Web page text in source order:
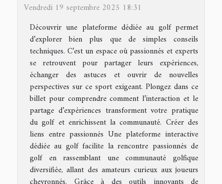
Vendredi 19 septembre 2025 18:31
Découvrir une plateforme dédiée au golf permet
d’explorer bien plus que de simples conseils
techniques. C’est un espace où passionnés et experts
se retrouvent pour partager leurs expériences,
échanger des astuces et ouvrir de nouvelles
perspectives sur ce sport exigeant. Plongez dans ce
billet pour comprendre comment l’interaction et le
partage d’expériences transforment votre pratique
du golf et enrichissent la communauté. Créer des
liens entre passionnés Une plateforme interactive
dédiée au golf facilite la rencontre passionnés de
golf en rassemblant une communauté golfique
diversifiée, allant des amateurs curieux aux joueurs